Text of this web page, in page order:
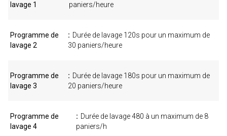
lavage 1
paniers/heure
Programme de
lavage 2
Durée de lavage 120s pour un maximum de
30 paniers/heure
Programme de
lavage 3
Durée de lavage 180s pour un maximum de
20 paniers/heure
Programme de
lavage 4
Durée de lavage 480 à un maximum de 8
paniers/h